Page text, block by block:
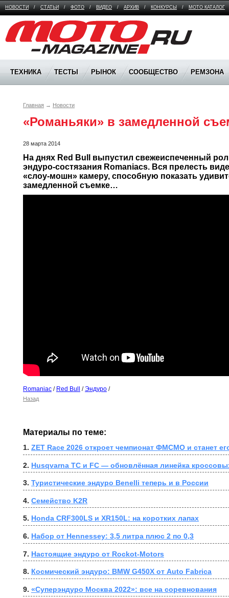
НОВОСТИ / СТАТЬИ / ФОТО / ВИДЕО / АРХИВ / КОНКУРСЫ / МОТО КАТАЛОГ
Moto Magazine
ТЕХНИКА ТЕСТЫ РЫНОК СООБЩЕСТВО РЕМЗОНА
Главная → Новости
«Романьяки» в замедленной
28 марта 2014
На днях Red Bull выпустил свежеиспеченный
эндуро-состязания Romaniacs. Вся прелесть
«слоу-мошн» камеру, способную показать
замедленной съемке…
Romaniac / Red Bull /Эндуро /
Назад
Материалы по теме:
1. ZET Race 2026 откроет чемпионат ФМСМО и станет
2. Husqvarna TC и FC — обновлённая линейка
3. Туристические эндуро Benelli теперь и в России
4. Семейство K2R
5. Honda CRF300LS и XR150L: на коротких лапах
6. Набор от Hennessey: 3,5 литра плюс 2 по 0,3
7. Настоящие эндуро от Rockot-Motors
8. Космический эндуро: BMW G450X от Auto Fabrica
9. «Суперэндуро Москва 2022»: все на соревнования